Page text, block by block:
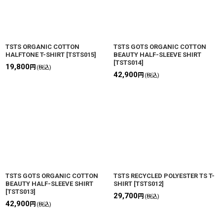
TSTS ORGANIC COTTON
HALFTONE T-SHIRT [TSTS015]
19,800円 (税込)
TSTS GOTS ORGANIC COTTON
BEAUTY HALF-SLEEVE SHIRT
[TSTS014]
42,900円 (税込)
TSTS GOTS ORGANIC COTTON
BEAUTY HALF-SLEEVE SHIRT
[TSTS013]
42,900円 (税込)
TSTS RECYCLED POLYESTER TS T-
SHIRT [TSTS012]
29,700円 (税込)